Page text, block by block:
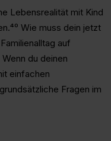
Lebensrealität mit Kind
Wie muss dein jetzt
auf
du deinen
einfachen
Fragen im